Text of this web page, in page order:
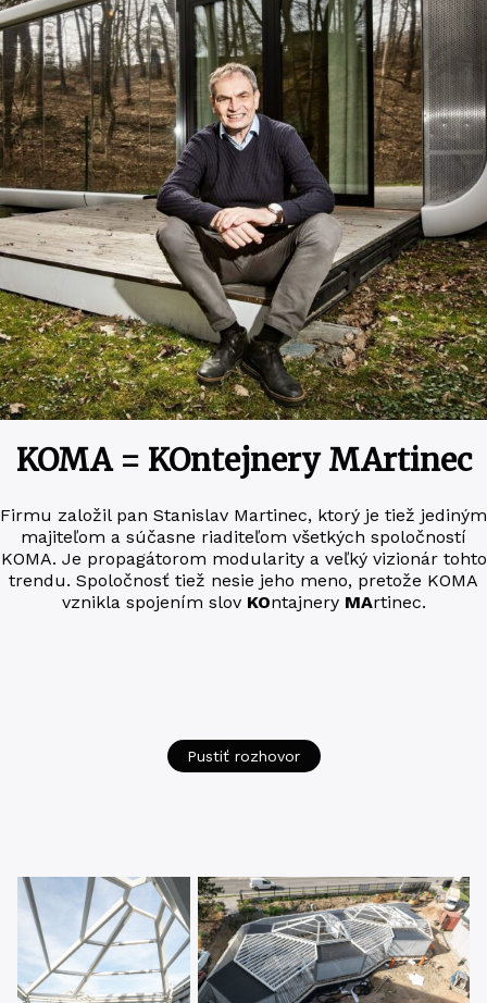
KOMA = KOntejnery MArtinec
Fir­mu zalo­žil pan Sta­ni­slav Mar­ti­nec, kto­rý je tiež jedi­ným
maji­te­ľom a súčas­ne riadi­te­ľom všetkých spo­loč­nos­tí
KOMA. Je pro­pa­gá­torom modu­la­ri­ty a veľ­ký vizi­o­nár tohto
trendu. Spo­loč­nosť tiež nesie jeho me­no, pre­to­že KOMA
vznik­la spo­je­ním slov KOn­taj­ne­ry MArtinec.
Pustiť rozhovor